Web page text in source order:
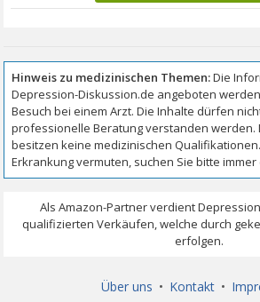
Über uns • Kontakt •